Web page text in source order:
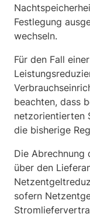
Festlegung
wechseln.
Für den Fall
beachten, dass
netzorientierten
die bisherige
Die
über den
sofern